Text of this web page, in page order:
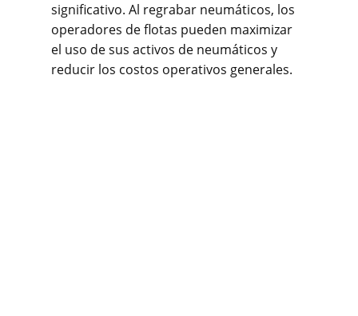
significativo. Al regrabar neumáticos, los
operadores de flotas pueden maximizar
el uso de sus activos de neumáticos y
reducir los costos operativos generales.